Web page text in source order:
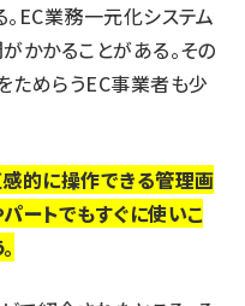
EC業務一元化システム
かかることがある。その
ためらうEC事業者も少
感的に操作できる管理画
ートでもすぐに使いこ